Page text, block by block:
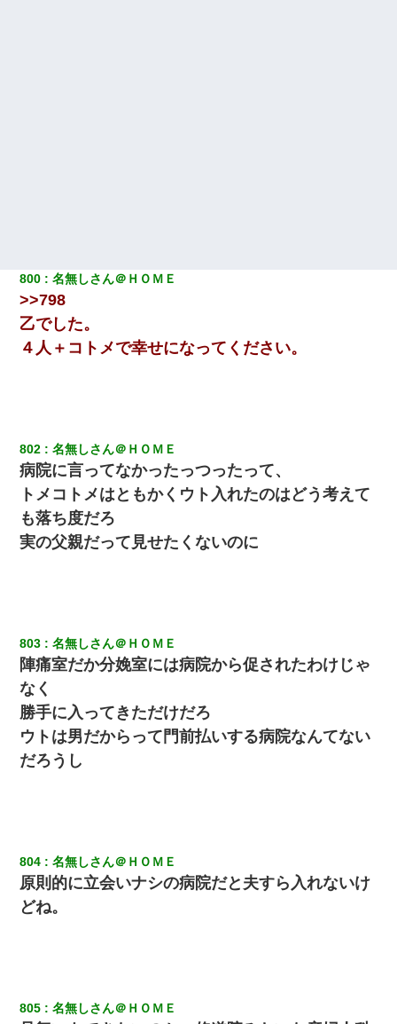
800 名無しさん＠ＨＯＭＥ
>>798
乙でした。
４人＋コトメで幸せになってください。
802 名無しさん＠ＨＯＭＥ
病院に言ってなかったっつったって、
トメコトメはともかくウト入れたのはどう考えて
も落ち度だろ
実の父親だって見せたくないのに
803 名無しさん＠ＨＯＭＥ
陣痛室だか分娩室には病院から促されたわけじゃ
なく
勝手に入ってきただけだろ
ウトは男だからって門前払いする病院なんてない
だろうし
804 名無しさん＠ＨＯＭＥ
原則的に立会いナシの病院だと夫すら入れないけ
どね。
805 名無しさん＠ＨＯＭＥ